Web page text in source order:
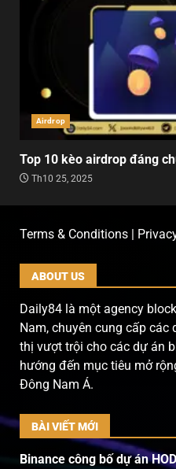
Airdrop
Top 10 kèo airdrop đáng
Th10 25, 2025
Terms & Conditions |
ABOUT US
Daily84 là một agency
Nam, chuyên cung cấp
thị vượt trội cho các dự án
hướng đến mục tiêu mở
Đông Nam Á.
BÀI VIẾT MỚI
Binance công bố dự án